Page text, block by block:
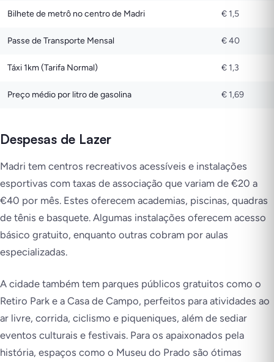
Bilhete de metrô no centro de Madri € 1,5
Passe de Transporte Mensal € 40
Táxi 1km (Tarifa Normal) € 1,3
Preço médio por litro de gasolina € 1,69
Despesas de Lazer
Madri tem centros recreativos acessíveis e instalações
esportivas com taxas de associação que variam de €20 a
€40 por mês. Estes oferecem academias, piscinas, quadras
de tênis e basquete. Algumas instalações oferecem acesso
básico gratuito, enquanto outras cobram por aulas
especializadas.
A cidade também tem parques públicos gratuitos como o
Retiro Park e a Casa de Campo, perfeitos para atividades ao
ar livre, corrida, ciclismo e piqueniques, além de sediar
eventos culturais e festivais. Para os apaixonados pela
história, espaços como o Museu do Prado são ótimas